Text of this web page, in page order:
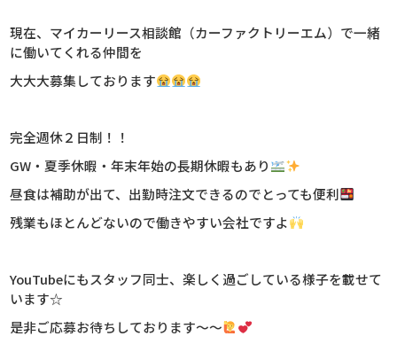
現在、マイカーリース相談館（カーファクトリーエム）で一緒
に働いてくれる仲間を
大大大募集しております
完全週休２日制！！
GW・夏季休暇・年末年始の長期休暇もあり
昼食は補助が出て、出勤時注文できるのでとっても便利
残業もほとんどないので働きやすい会社ですよ
YouTubeにもスタッフ同士、楽しく過ごしている様子を載せて
います☆
是非ご応募お待ちしております～～